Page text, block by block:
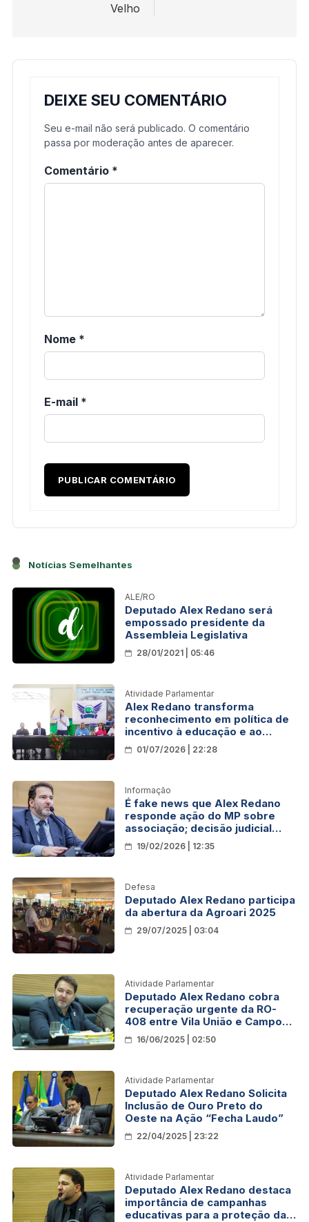
Velho
DEIXE SEU COMENTÁRIO
Seu e-mail não será publicado. O comentário
passa por moderação antes de aparecer.
Comentário *
Nome *
E-mail *
Notícias Semelhantes
ALE/RO
Deputado Alex Redano será
empossado presidente da
Assembleia Legislativa
28/01/2021 | 05:46
Atividade Parlamentar
Alex Redano transforma
reconhecimento em política de
incentivo à educação e ao
esporte em Rondônia
01/07/2026 | 22:28
Informação
É fake news que Alex Redano
responde ação do MP sobre
associação; decisão judicial
inocentou deputado
19/02/2026 | 12:35
Defesa
Deputado Alex Redano participa
da abertura da Agroari 2025
29/07/2025 | 03:04
Atividade Parlamentar
Deputado Alex Redano cobra
recuperação urgente da RO-
408 entre Vila União e Campo
Novo de Rondônia
16/06/2025 | 02:50
Atividade Parlamentar
Deputado Alex Redano Solicita
Inclusão de Ouro Preto do
Oeste na Ação “Fecha Laudo”
22/04/2025 | 23:22
Atividade Parlamentar
Deputado Alex Redano destaca
importância de campanhas
educativas para a proteção das